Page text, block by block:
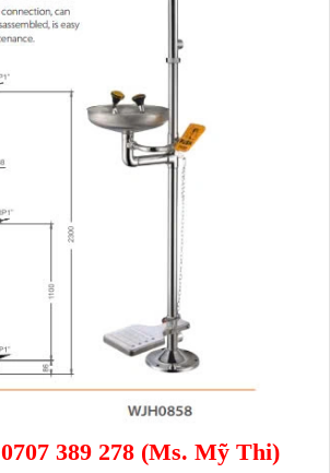
0707 389 278(Ms. Mỹ Thi)